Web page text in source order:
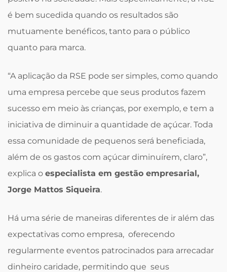
é bem sucedida quando os resultados são
mutuamente benéficos, tanto para o público
quanto para marca.
“A aplicação da RSE pode ser simples, como quando
uma empresa percebe que seus produtos fazem
sucesso em meio às crianças, por exemplo, e tem a
iniciativa de diminuir a quantidade de açúcar. Toda
essa comunidade de pequenos será beneficiada,
além de os gastos com açúcar diminuírem, claro”,
explica o especialista em gestão empresarial,
Jorge Mattos Siqueira.
Há uma série de maneiras diferentes de ir além das
expectativas como empresa, oferecendo
regularmente eventos patrocinados para arrecadar
dinheiro caridade, permitindo que seus